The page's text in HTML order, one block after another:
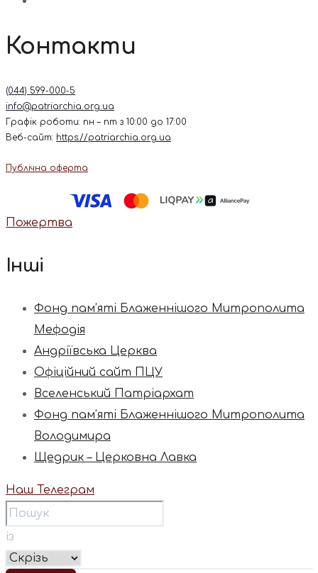
Контакти
(044) 599-000-5
info@patriarchia.org.ua
Графік роботи: пн – пт з 10:00 до 17:00
Веб-сайт: https://patriarchia.org.ua
Публічна оферта
Пожертва
Інші
Фонд пам’яті Блаженнішого Митрополита
Мефодія
Андріївська Церква
Офіційний сайт ПЦУ
Вселенський Патріархат
Фонд пам’яті Блаженнішого Митрополита
Володимира
Щедрик – Церковна Лавка
Наш Телеграм
із